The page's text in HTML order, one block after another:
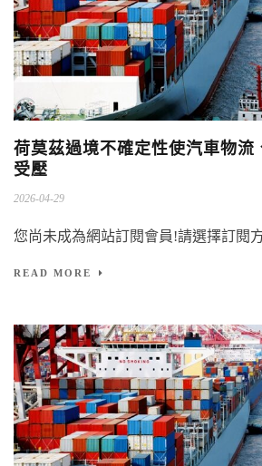
荷莫茲過境不確定性使汽車物流
受壓
2026-04-29
您尚未成為網站訂閱會員!請選擇訂閱
READ MORE